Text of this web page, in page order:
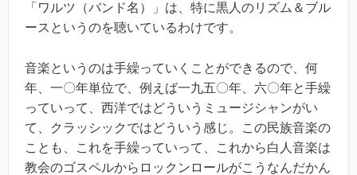
「ワルツ（バンド名）」は、特に黒人のリズム＆ブル
ースというのを聴いているわけです。
音楽というのは手繰っていくことができるので、何
年、一〇年単位で、例えば一九五〇年、六〇年と手繰
っていって、西洋ではどういうミュージシャンがい
て、クラッシックではどういう感じ。この民族音楽の
ことも、これを手繰っていって、これから白人音楽は
教会のゴスペルからロックンロールがこうなんだかん